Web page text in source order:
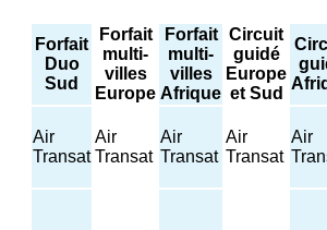
Forfait
Duo
Sud
Forfait
multi-
villes
Europe
Forfait
multi-
villes
Afrique
Circuit
guidé
Europe
et Sud
Air
Transat
Air
Transat
Air
Transat
Air
Transat
Air